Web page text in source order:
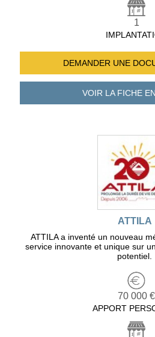
1
DEMANDER UNE
VOIR LA FICHE
ATTILA
ATTILA a inventé un nouveau
service innovante et unique sur
potentiel.
70 000 €
APPORT